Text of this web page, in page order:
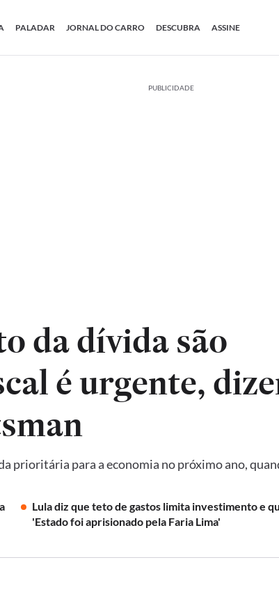
PALADAR JORNAL DO CARRO DESCUBRA ASSINE
PUBLICIDADE
da dívida são
é urgente,
prioritária para a economia no próximo ano,
Lula diz que teto de gastos limita investimento e
'Estado foi aprisionado pela Faria Lima'